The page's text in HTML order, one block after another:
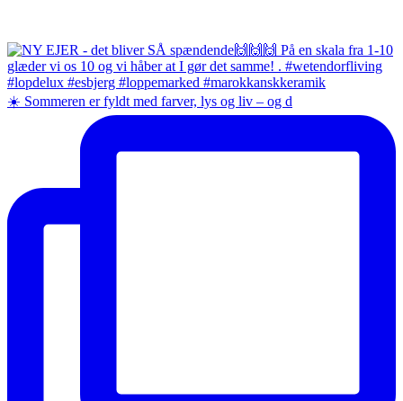
☀️ Sommeren er fyldt med farver, lys og liv – og d